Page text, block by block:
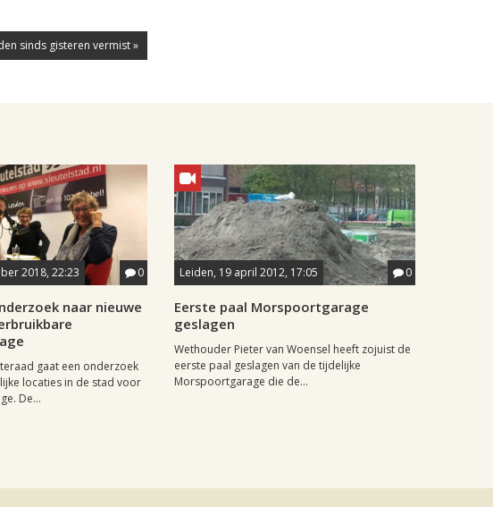
sinds gisteren vermist »
2018, 22:23 0
naar nieuwe
gaat een onderzoek
locaties in de stad voor
De...
Leiden, 19 april 2012, 17:05 0
Eerste paal Morspoortgarage
geslagen
Wethouder Pieter van Woensel heeft zojuist de
eerste paal geslagen van de tijdelijke
Morspoortgarage die de...